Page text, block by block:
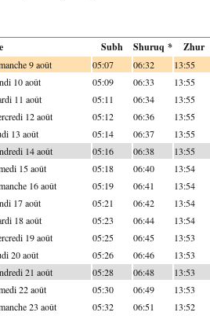
Subh Shuruq * Zhur
9 août 05:07 06:32 13:55
10 août 05:09 06:33 13:55
11 août 05:11 06:34 13:55
12 août 05:12 06:36 13:55
13 août 05:14 06:37 13:55
14 août 05:16 06:38 13:55
15 août 05:18 06:40 13:54
16 août 05:19 06:41 13:54
17 août 05:21 06:42 13:54
18 août 05:23 06:44 13:54
19 août 05:25 06:45 13:53
20 août 05:26 06:46 13:53
21 août 05:28 06:48 13:53
22 août 05:30 06:49 13:53
23 août 05:32 06:51 13:52